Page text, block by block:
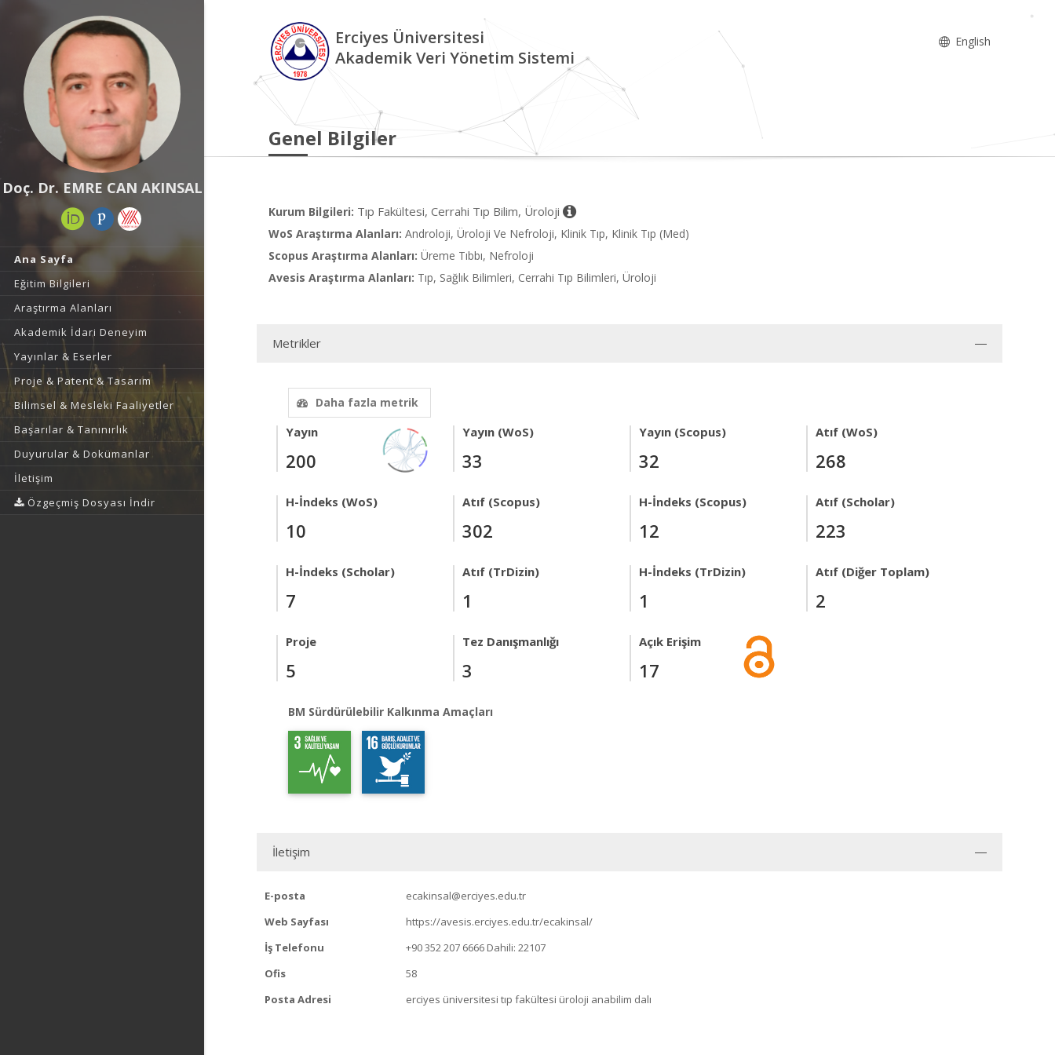
Doç. Dr. EMRE CAN AKINSAL
Ana Sayfa
Eğitim Bilgileri
Araştırma Alanları
Akademik İdari Deneyim
Yayınlar & Eserler
Proje & Patent & Tasarım
Bilimsel & Mesleki Faaliyetler
Başarılar & Tanınırlık
Duyurular & Dokümanlar
İletişim
Özgeçmiş Dosyası İndir
Erciyes Üniversitesi
Akademik Veri Yönetim Sistemi
English
Genel Bilgiler
Kurum Bilgileri: Tıp Fakültesi, Cerrahi Tıp Bilim, Üroloji
WoS Araştırma Alanları: Androloji, Üroloji Ve Nefroloji, Klinik Tıp, Klinik Tıp (Med)
Scopus Araştırma Alanları: Üreme Tıbbı, Nefroloji
Avesis Araştırma Alanları: Tıp, Sağlık Bilimleri, Cerrahi Tıp Bilimleri, Üroloji
Metrikler
Daha fazla metrik
Yayın
200
Yayın (WoS)
33
Yayın (Scopus)
32
Atıf (WoS)
268
H-İndeks (WoS)
10
Atıf (Scopus)
302
H-İndeks (Scopus)
12
Atıf (Scholar)
223
H-İndeks (Scholar)
7
Atıf (TrDizin)
1
H-İndeks (TrDizin)
1
Atıf (Diğer Toplam)
2
Proje
5
Tez Danışmanlığı
3
Açık Erişim
17
BM Sürdürülebilir Kalkınma Amaçları
İletişim
E-posta
ecakinsal@erciyes.edu.tr
Web Sayfası
https://avesis.erciyes.edu.tr/ecakinsal/
İş Telefonu
+90 352 207 6666 Dahili: 22107
Ofis
58
Posta Adresi
erciyes üniversitesi tıp fakültesi üroloji anabilim dalı